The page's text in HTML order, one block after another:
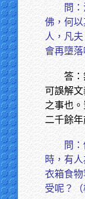
問
佛，何
人，凡
會再墮落
答
可誤解
之事也
二千餘
問
時，有
衣箱食
受呢？（